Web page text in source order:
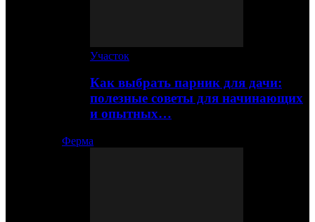
Участок
Как выбрать парник для дачи:
полезные советы для начинающих
и опытных…
Ферма